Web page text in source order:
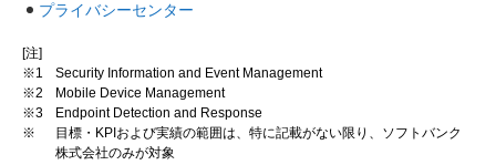
プライバシーセンター
[注]
※1
Security Information and Event Management
※2
Mobile Device Management
※3
Endpoint Detection and Response
※
目標・KPIおよび実績の範囲は、特に記載がない限り、ソフトバンク
株式会社のみが対象